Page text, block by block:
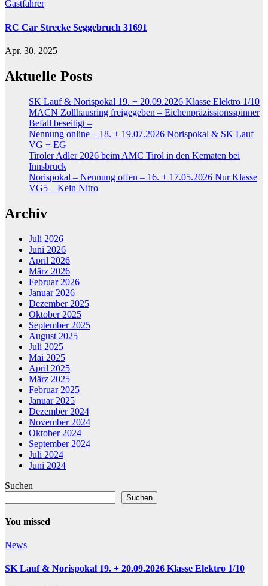
Gastfahrer
RC Car Strecke Seggebruch 31691
Apr. 30, 2025
Aktuelle Posts
SK Lauf & Norispokal 19. + 20.09.2026 Klasse Elektro 1/10
MACN Zollhausring freigegeben – Eichenpräzissionsspinner
Befall beseitigt –
Nennung online – 18. + 19.07.2026 Norispokal & SK Lauf
VG + EG
Tiroler Adler 2026 beim AMC Tirol in den Kematen bei
Innsbruck
Norispokal – Nennung offen – 16. + 17.05.2026 Nur Klasse
VG5 – Kein Nitro
Archiv
Juli 2026
Juni 2026
April 2026
März 2026
Februar 2026
Januar 2026
Dezember 2025
Oktober 2025
September 2025
August 2025
Juli 2025
Mai 2025
April 2025
März 2025
Februar 2025
Januar 2025
Dezember 2024
November 2024
Oktober 2024
September 2024
Juli 2024
Juni 2024
Suchen
Suchen
You missed
News
SK Lauf & Norispokal 19. + 20.09.2026 Klasse Elektro 1/10